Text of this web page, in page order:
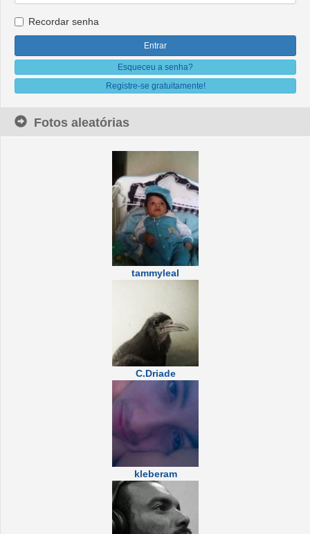
Recordar senha
Esqueceu a senha?
Registre-se gratuitamente!
Fotos aleatórias
tammyleal
C.Driade
kleberam